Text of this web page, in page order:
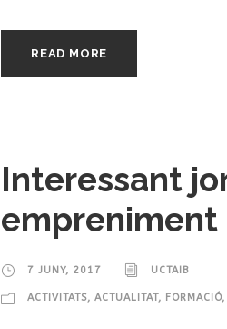
READ MORE
Interessant
empreniment
7 JUNY, 2017 UCTAIB
ACTIVITATS, ACTUALITAT, FORMACIÓ,